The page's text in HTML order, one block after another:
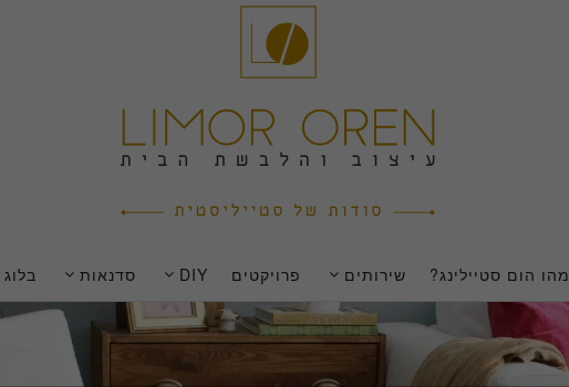
מהו הום סטיילינג? שירותים פרויקטים DIY סדנאות בלוג